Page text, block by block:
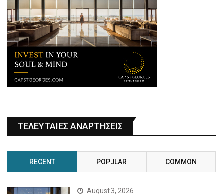
ΤΕΛΕΥΤΑΙΕΣ ΑΝΑΡΤΗΣΕΙΣ
RECENT POPULAR COMMON
August 3, 2026